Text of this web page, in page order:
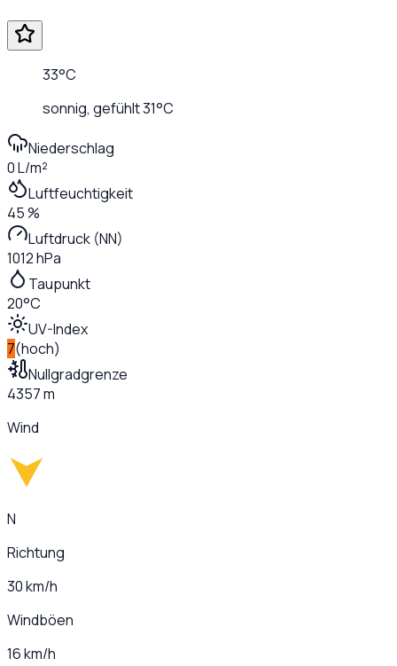
33°C
sonnig, gefühlt31°C
Niederschlag
0 L/m²
Luftfeuchtigkeit
45 %
Luftdruck (NN)
1012 hPa
Taupunkt
20°C
UV-Index
7(hoch)
Nullgradgrenze
4357 m
Wind
N
Richtung
30 km/h
Windböen
16 km/h